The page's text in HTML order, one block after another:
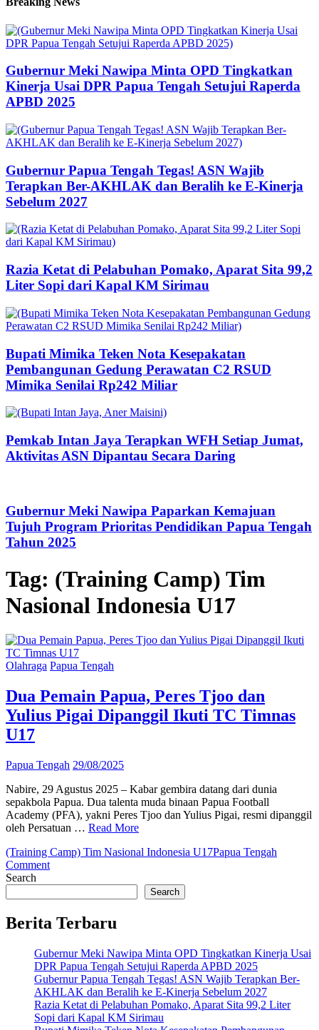
Gubernur Meki Nawipa Minta OPD Tingkatkan
Kinerja Usai DPR Papua Tengah Setujui Raperda
APBD 2025
Gubernur Papua Tengah Tegas! ASN Wajib
Terapkan Ber-AKHLAK dan Beralih ke E-Kinerja
Sebelum 2027
Razia Ketat di Pelabuhan Pomako, Aparat Sita 99,2
Liter Sopi dari Kapal KM Sirimau
Bupati Mimika Teken Nota Kesepakatan
Pembangunan Gedung Perawatan C2 RSUD
Mimika Senilai Rp242 Miliar
Pemkab Intan Jaya Terapkan WFH Setiap Jumat,
Aktivitas ASN Dipantau Secara Daring
Gubernur Meki Nawipa Paparkan Kemajuan
Tujuh Program Prioritas Pendidikan Papua Tengah
Tahun 2025
Tag: (Training Camp) Tim
Nasional Indonesia U17
Olahraga Papua Tengah
Dua Pemain Papua, Peres Tjoo dan
Yulius Pigai Dipanggil Ikuti TC Timnas
U17
Papua Tengah 29/08/2025
Nabire, 29 Agustus 2025 – Kabar gembira datang dari dunia
sepakbola Papua. Dua talenta muda binaan Papua Football
Academy (PFA), yakni Peres Tjoo dan Yulius Pigai, resmi dipanggil
oleh Persatuan … Read More
(Training Camp) Tim Nasional Indonesia U17Papua Tengah
Commenton
Papua,
Peres
Tjoo
Yulius
Pigai
Dipanggil
Ikuti
TC
Timnas
Search
Search
Berita Terbaru
Gubernur Meki Nawipa Minta OPD Tingkatkan Kinerja Usai
DPR Papua Tengah Setujui Raperda APBD 2025
Gubernur Papua Tengah Tegas! ASN Wajib Terapkan Ber-
AKHLAK dan Beralih ke E-Kinerja Sebelum 2027
Razia Ketat di Pelabuhan Pomako, Aparat Sita 99,2 Liter
Sopi dari Kapal KM Sirimau